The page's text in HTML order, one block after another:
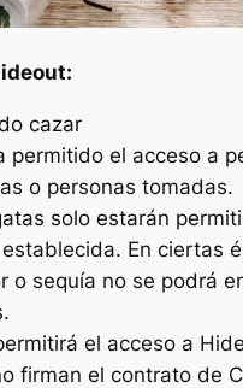
cazar
permitido el acceso a
o personas tomadas.
solo estarán
En ciertas
o sequía no se podrá
el acceso a
firman el contrato de